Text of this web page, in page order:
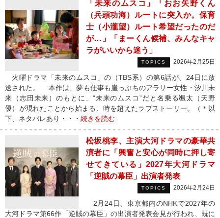
「未来のムスコ」「おお矢野くん
（兵頭功海）ルートに突入か。保育
士（小瀧望）ルート希望だったのだ
が…」「まーくん候補、みんなキャ
ラがいいから迷う」
TOPICS 2026年2月25日
火曜ドラマ「未来のムスコ」の（TBS系）の第6話が、24日に放
送された。 本作は、夢も仕事も崖っぷちのアラサー女性・汐川未
来（志田未来）のもとに、“未来のムスコ”だと名乗る颯太（天野
優）が現れたことから始まる、時を超えたラブストーリー。（＊以
下、ネタバレあり・・・ 続きを読む
松坂桃李、主演大河ドラマの豪華共
演者に「興奮と安心が同時に押し寄
せてきている」2027年大河ドラマ
「逆賊の幕臣」出演者発表
TOPICS 2026年2月24日
2月24日、東京都内のNHKで2027年の
大河ドラマ第66作「逆賊の幕臣」の出演者発表会見が行われ、既に